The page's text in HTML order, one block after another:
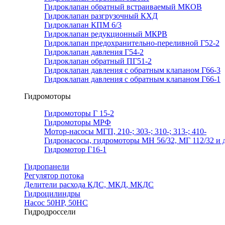
Гидроклапан обратный встраиваемый МКОВ
Гидроклапан разгрузочный КХД
Гидроклапан КПМ 6/3
Гидроклапан редукционный МКРВ
Гидроклапан предохранительно-переливной Г52-2
Гидроклапан давления Г54-2
Гидроклапан обратный ПГ51-2
Гидроклапан давления с обратным клапаном Г66-3
Гидроклапан давления с обратным клапаном Г66-1
Гидромоторы
Гидромоторы Г 15-2
Гидромоторы МРФ
Мотор-насосы МГП, 210-; 303-; 310-; 313-; 410-
Гидронасосы, гидромоторы МН 56/32, МГ 112/32 и
Гидромотор Г16-1
Гидропанели
Регулятор потока
Делители расхода КДС, МКД, МКДС
Гидроцилиндры
Насос 50НР, 50НС
Гидродроссели